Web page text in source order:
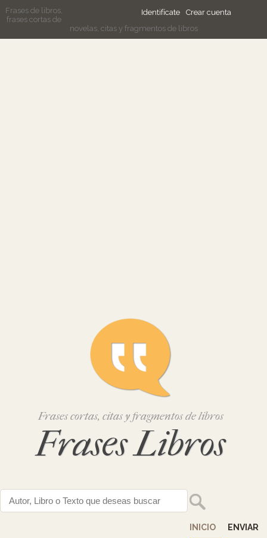
Identifícate Crear cuenta
Frases de libros,
frases cortas de
novelas, citas y fragmentos de libros
Frases cortas, citas y fragmentos de libros
Frases Libros
INICIO
ENVIAR